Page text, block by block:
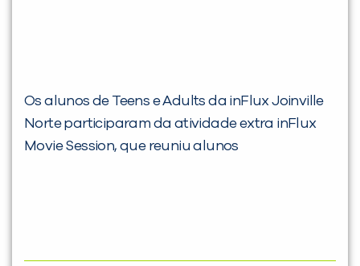
Os alunos de Teens e Adults da inFlux Joinville
Norte participaram da atividade extra inFlux
Movie Session, que reuniu alunos